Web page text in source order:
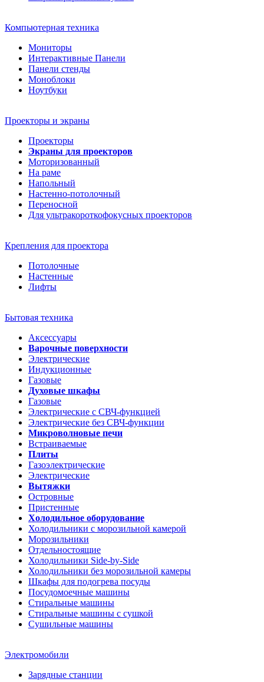
Компьютерная техника
Мониторы
Интерактивные Панели
Панели стенды
Моноблоки
Ноутбуки
Проекторы и экраны
Проекторы
Экраны для проекторов
Моторизованный
На раме
Напольный
Настенно-потолочный
Переносной
Для ультракороткофокусных проекторов
Крепления для проектора
Потолочные
Настенные
Лифты
Бытовая техника
Аксессуары
Варочные поверхности
Электрические
Индукционные
Газовые
Духовые шкафы
Газовые
Электрические с СВЧ-функцией
Электрические без СВЧ-функции
Микроволновые печи
Встраиваемые
Плиты
Газоэлектрические
Электрические
Вытяжки
Островные
Пристенные
Холодильное оборудование
Холодильники с морозильной камерой
Морозильники
Отдельностоящие
Холодильники Side-by-Side
Холодильники без морозильной камеры
Шкафы для подогрева посуды
Посудомоечные машины
Стиральные машины
Стиральные машины c сушкой
Сушильные машины
Электромобили
Зарядные станции